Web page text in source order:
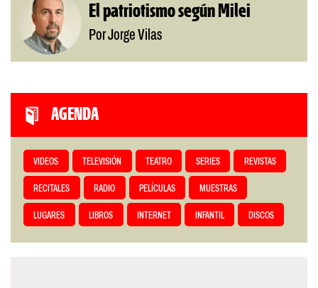
El patriotismo según Milei
Por Jorge Vilas
AGENDA
VIDEOS TELEVISIÓN TEATRO SERIES REVISTAS
RECITALES RADIO PELÍCULAS MUESTRAS
LUGARES LIBROS INTERNET INFANTIL DISCOS